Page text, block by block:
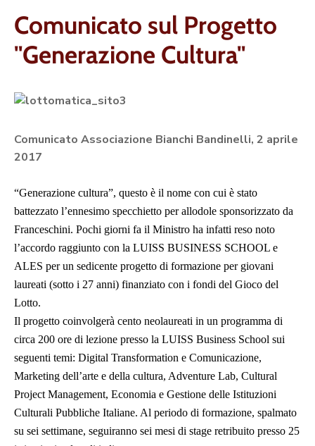
Comunicato sul Progetto
"Generazione Cultura"
Comunicato Associazione Bianchi Bandinelli, 2 aprile
2017
“Generazione cultura”, questo è il nome con cui è stato
battezzato l’ennesimo specchietto per allodole sponsorizzato da
Franceschini. Pochi giorni fa il Ministro ha infatti reso noto
l’accordo raggiunto con la LUISS BUSINESS SCHOOL e
ALES per un sedicente progetto di formazione per giovani
laureati (sotto i 27 anni) finanziato con i fondi del Gioco del
Lotto.
Il progetto coinvolgerà cento neolaureati in un programma di
circa 200 ore di lezione presso la LUISS Business School sui
seguenti temi: Digital Transformation e Comunicazione,
Marketing dell’arte e della cultura, Adventure Lab, Cultural
Project Management, Economia e Gestione delle Istituzioni
Culturali Pubbliche Italiane. Al periodo di formazione, spalmato
su sei settimane, seguiranno sei mesi di stage retribuito presso 25